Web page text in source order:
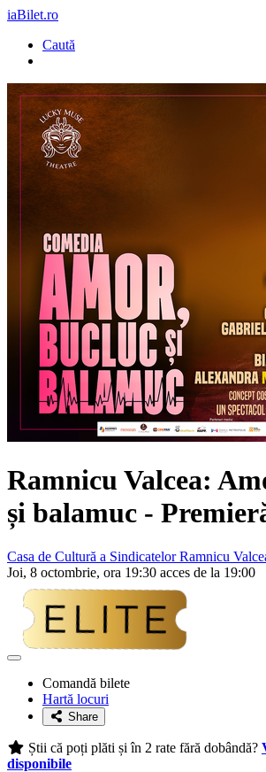
iaBilet.ro
Caută
Ramnicu Valcea:
și balamuc -
Casa de Cultură a Sindicatelor Ramnicu
Joi, 8 octombrie, ora 19:30 acces de la 19:00
Adaugă
favoriteComandă bilete
Hartă locuri
Share
Știi că poți plăti și în 2 rate fără dobândă?
disponibile